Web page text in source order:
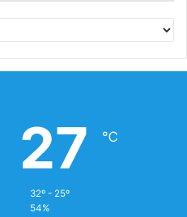
27 ℃
32º - 25º
54%